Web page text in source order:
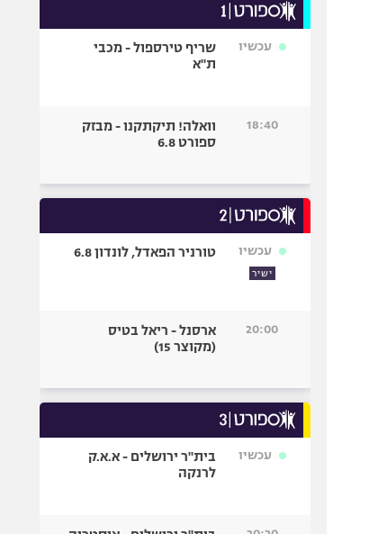
עכשיו
שריף טירספול - מכבי
ת"א
18:40
וואלה! תיקתקנו - מבזק
ספורט 6.8
עכשיו
ישיר
טורניר הפאדל, לונדון 6.8
20:00
ארסנל - ריאל בטיס
(מקוצר 15)
עכשיו
בית"ר ירושלים - א.א.ק
לרנקה